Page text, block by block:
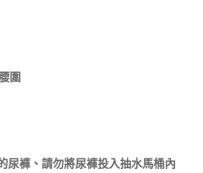
圍
尿褲、請勿將尿褲投入抽水馬桶內